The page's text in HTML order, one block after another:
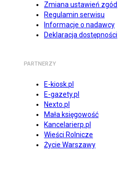
Zmiana ustawień zgód
Regulamin serwisu
Informacje o nadawcy
Deklaracja dostępności
PARTNERZY
E-kiosk.pl
E-gazety.pl
Nexto.pl
Mała księgowość
Kancelarierp.pl
Wieści Rolnicze
Życie Warszawy